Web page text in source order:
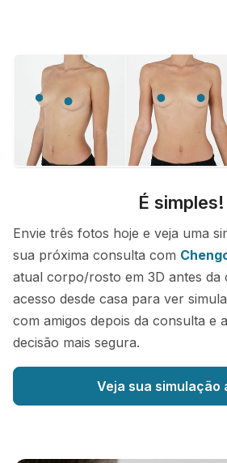
É simples!
Envie três fotos hoje e veja uma
sua próxima consulta com
atual corpo/rosto em 3D antes da
acesso desde casa para ver
com amigos depois da consulta e
decisão mais segura.
Veja sua simulação